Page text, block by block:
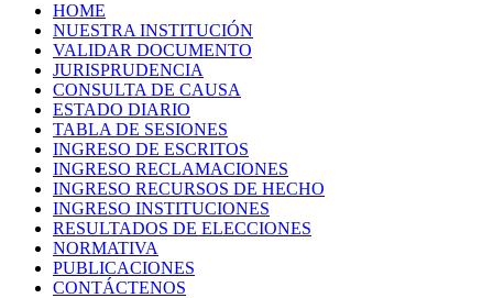
HOME
NUESTRA INSTITUCIÓN
VALIDAR DOCUMENTO
JURISPRUDENCIA
CONSULTA DE CAUSA
ESTADO DIARIO
TABLA DE SESIONES
INGRESO DE ESCRITOS
INGRESO RECLAMACIONES
INGRESO RECURSOS DE HECHO
INGRESO INSTITUCIONES
RESULTADOS DE ELECCIONES
NORMATIVA
PUBLICACIONES
CONTÁCTENOS